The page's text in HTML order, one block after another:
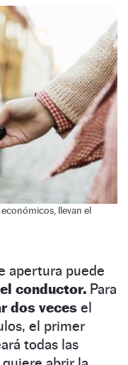
llevan el
apertura puede
conductor. Para
dos veces el
el primer
todas las